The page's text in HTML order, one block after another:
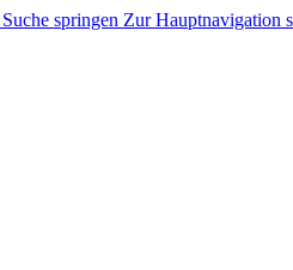
springen Zur Hauptnavigation